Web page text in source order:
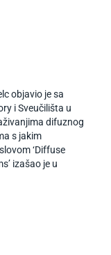
objavio je sa
i Sveučilišta u
difuznog
s jakim
‘Diffuse
izašao je u